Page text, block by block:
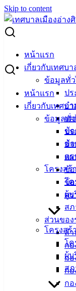
Skip to content
หน้าแรก
เกี่ยวกับเทศบา
ข้อมูลทั่ว
ปร
อำ
แผ
ข้อ
ข้
ต
โครงสร้
โค
ผู้
สภ
ส่วนของ
สำ
กอ
กอ
กอ
ก
หน้าแรก
เกี่ยวกับเทศบา
ข้อมูลทั่ว
ปร
อำ
แผ
ข้อ
ข้
ต
โครงสร้
โค
ผู้
สภ
Search for:
ประชาสัมพันธ์การ
ประชาสัมพัน
น้ำ
ตุลาคม 20, 2023
เทศบาลเมืองอ่างศิ
จัดการปัญหามลพิษท
ใกล้หรือไกลจากแห
การบำบัดก่อน จะส่
ธรรมชาติมีคุณภาพ
สามารถทำได้โดยบ้
ของตัวเองด้วยการ